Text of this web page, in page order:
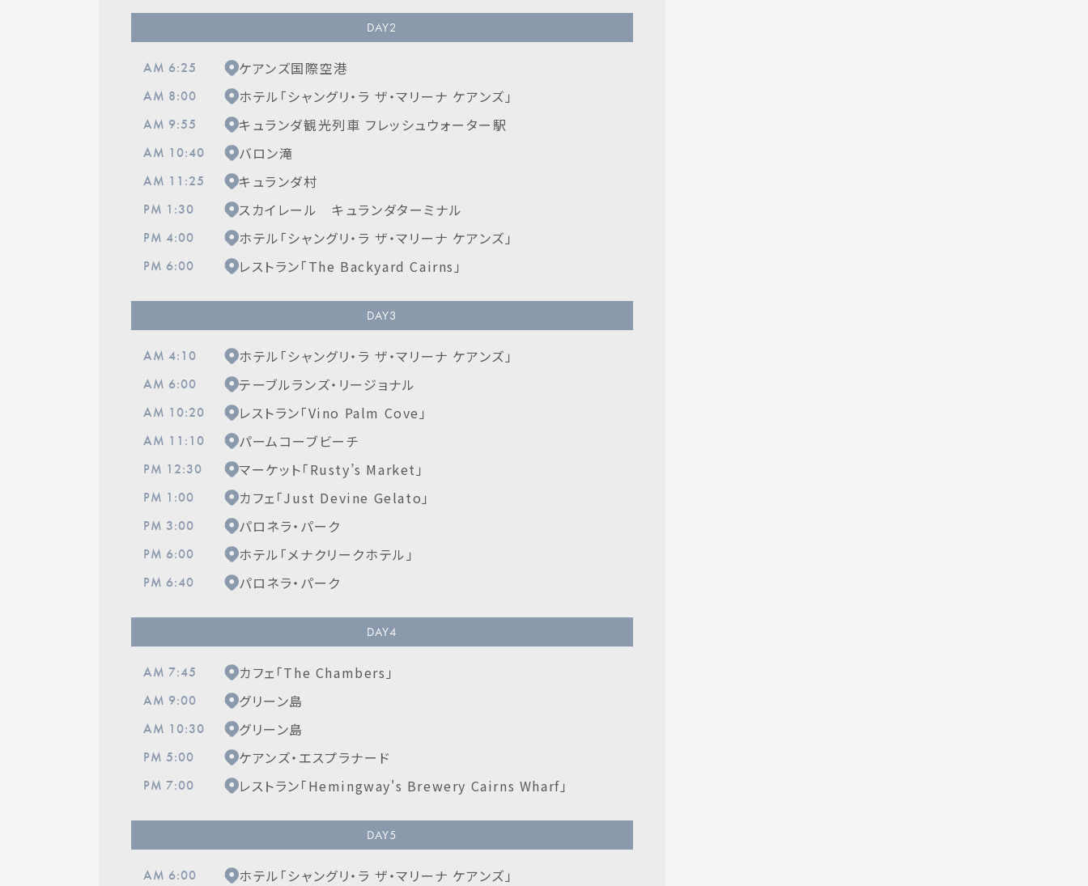
DAY2
AM 6:25 ケアンズ国際空港
AM 8:00 ホテル「シャングリ・ラ ザ・マリーナ ケアンズ」
AM 9:55 キュランダ観光列車 フレッシュウォーター駅
AM 10:40 バロン滝
AM 11:25 キュランダ村
PM 1:30 スカイレール キュランダターミナル
PM 4:00 ホテル「シャングリ・ラ ザ・マリーナ ケアンズ」
PM 6:00 レストラン「The Backyard Cairns」
DAY3
AM 4:10 ホテル「シャングリ・ラ ザ・マリーナ ケアンズ」
AM 6:00 テーブルランズ・リージョナル
AM 10:20 レストラン「Vino Palm Cove」
AM 11:10 パームコーブビーチ
PM 12:30 マーケット「Rusty’s Market」
PM 1:00 カフェ「Just Devine Gelato」
PM 3:00 パロネラ・パーク
PM 6:00 ホテル「メナクリークホテル」
PM 6:40 パロネラ・パーク
DAY4
AM 7:45 カフェ「The Chambers」
AM 9:00 グリーン島
AM 10:30 グリーン島
PM 5:00 ケアンズ・エスプラナード
PM 7:00 レストラン「Hemingway's Brewery Cairns Wharf」
DAY5
AM 6:00 ホテル「シャングリ・ラ ザ・マリーナ ケアンズ」